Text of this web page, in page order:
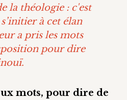
la théologie : c'est
à cet élan
a pris les mots
pour dire
mots, pour dire de